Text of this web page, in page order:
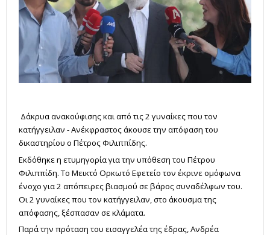
Δάκρυα ανακούφισης και από τις 2 γυναίκες που τον
κατήγγειλαν - Ανέκφραστος άκουσε την απόφαση του
δικαστηρίου ο Πέτρος Φιλιππίδης.
Εκδόθηκε η ετυμηγορία για την υπόθεση του Πέτρου
Φιλιππίδη. Το Μεικτό Ορκωτό Εφετείο τον έκρινε ομόφωνα
ένοχο για 2 απόπειρες βιασμού σε βάρος συναδέλφων του.
Οι 2 γυναίκες που τον κατήγγειλαν, στο άκουσμα της
απόφασης, ξέσπασαν σε κλάματα.
Παρά την πρόταση του εισαγγελέα της έδρας, Ανδρέα